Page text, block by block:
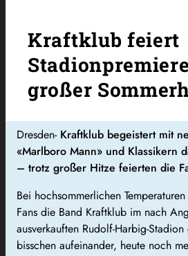
Kraftklub feiert
großer
Dresden- Kraftklub begeistert mit
«Marlboro Mann» und Klassikern
– trotz großer Hitze feierten die
Bei hochsommerlichen
Fans die Band Kraftklub im nach
ausverkauften Rudolf-Harbig-
bisschen aufeinander, heute noch